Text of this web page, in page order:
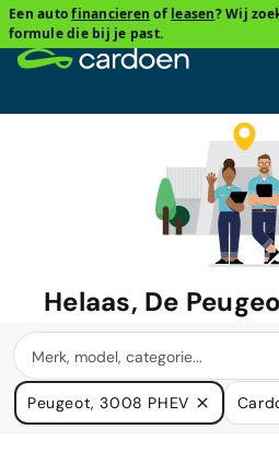
Een autofinancieren of leasen? Wij
formule die bij je past.
Helaas, De
waar u naar
We hebben veel auto's die in uw
Peugeot, 3008 PHEV